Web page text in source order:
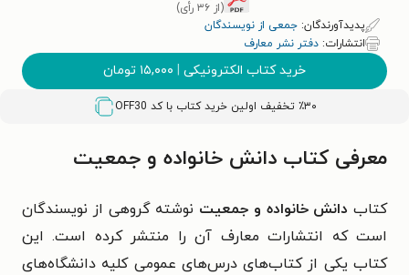
(از ۳۶ رأی)
پدیدآورندگان: جمعی از نویسندگان
انتشارات: دفتر نشر معارف
خرید کتاب الکترونیکی | ۱۵,۰۰۰ تومان
٪۳۰ تخفیف اولین خرید کتاب با کد OFF30
معرفی کتاب دانش خانواده و جمعیت
کتاب دانش خانواده و جمعیت نوشته گروهی از نویسندگان
است که انتشارات معارف آن را منتشر کرده است. این
کتاب یکی از کتاب‌های درس‌های عمومی کلیه دانشگاه‌های